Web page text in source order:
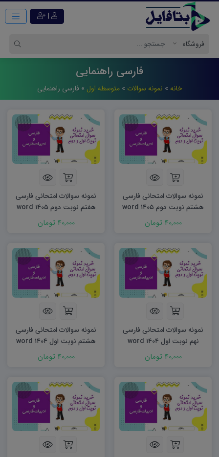
|
فارسی راهنمایی
خانه » نمونه سوالات »متوسطه اول » فارسی راهنمایی
نمونه سوالات امتحانی فارسی
هشتم نوبت دوم ۱۴۰۵ word
40,000 تومان
نمونه سوالات امتحانی فارسی
هفتم نوبت دوم ۱۴۰۵ word
40,000 تومان
نمونه سوالات امتحانی فارسی
نهم نوبت اول ۱۴۰۴ word
40,000 تومان
نمونه سوالات امتحانی فارسی
هشتم نوبت اول ۱۴۰۴ word
40,000 تومان